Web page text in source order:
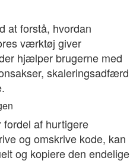
at forstå, hvordan
værktøj giver
hjælper brugerne med
skaleringsadfærd
fordel af hurtigere
og omskrive kode, kan
og kopiere den endelige